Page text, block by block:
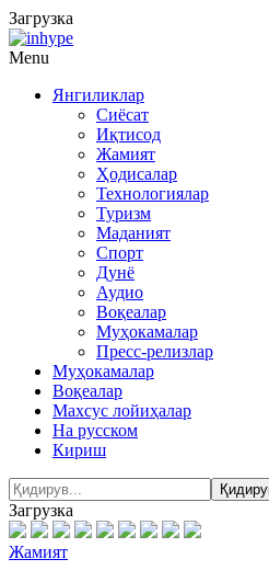
Загрузка
Menu
Янгиликлар
Сиёсат
Иқтисод
Жамият
Ҳодисалар
Технологиялар
Туризм
Маданият
Спорт
Дунё
Аудио
Воқеалар
Муҳокамалар
Пресс-релизлар
Муҳокамалар
Воқеалар
Махсус лойиҳалар
На русском
Кириш
Загрузка
Жамият